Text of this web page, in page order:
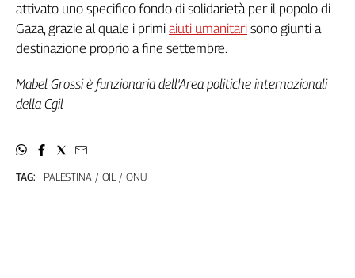
Territori
Abruzzo-
Molise
Adige
Basilicata
Campania
Emilia-
TAG: PALESTINA OIL ONU
attivato uno specifico fondo di solidarietà per il popolo di
Gaza, grazie al quale i primi aiuti umanitari sono giunti a
destinazione proprio a fine settembre.
Mabel Grossi è funzionaria dell'Area politiche internazionali
della Cgil